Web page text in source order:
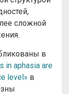
сложной
в
in aphasia are
level» в